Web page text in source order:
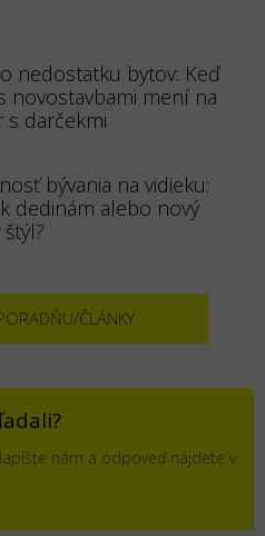
nedostatku bytov: Keď
novostavbami mení na
s darčekmi
bývania na vidieku:
dedinám alebo nový
ČLÁNKY
nám a odpoveď nájdete v